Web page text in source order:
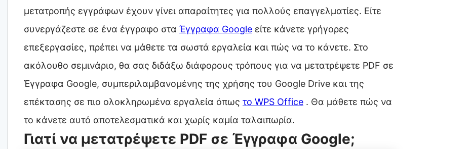
μετατροπής εγγράφων έχουν γίνει απαραίτητες για πολλούς επαγγελματίες. Είτε
συνεργάζεστε σε ένα έγγραφο στα Έγγραφα Google είτε κάνετε γρήγορες
επεξεργασίες, πρέπει να μάθετε τα σωστά εργαλεία και πώς να το κάνετε. Στο
ακόλουθο σεμινάριο, θα σας διδάξω διάφορους τρόπους για να μετατρέψετε PDF σε
Έγγραφα Google, συμπεριλαμβανομένης της χρήσης του Google Drive και της
επέκτασης σε πιο ολοκληρωμένα εργαλεία όπως το WPS Office . Θα μάθετε πώς να
το κάνετε αυτό αποτελεσματικά και χωρίς καμία ταλαιπωρία.
Γιατί να μετατρέψετε PDF σε Έγγραφα Google;